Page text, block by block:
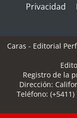
Privacidad
Caras - Editorial
Registro de la
Dirección:
Teléfono: (+5411)